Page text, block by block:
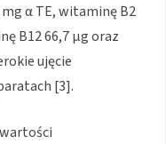
α TE, witaminę B2
B12 66,7 µg oraz
ujęcie
[3].